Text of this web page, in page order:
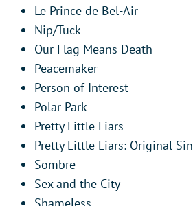
Le Prince de Bel-Air
Nip/Tuck
Our Flag Means Death
Peacemaker
Person of Interest
Polar Park
Pretty Little Liars
Pretty Little Liars: Original Sin
Sombre
Sex and the City
Shameless